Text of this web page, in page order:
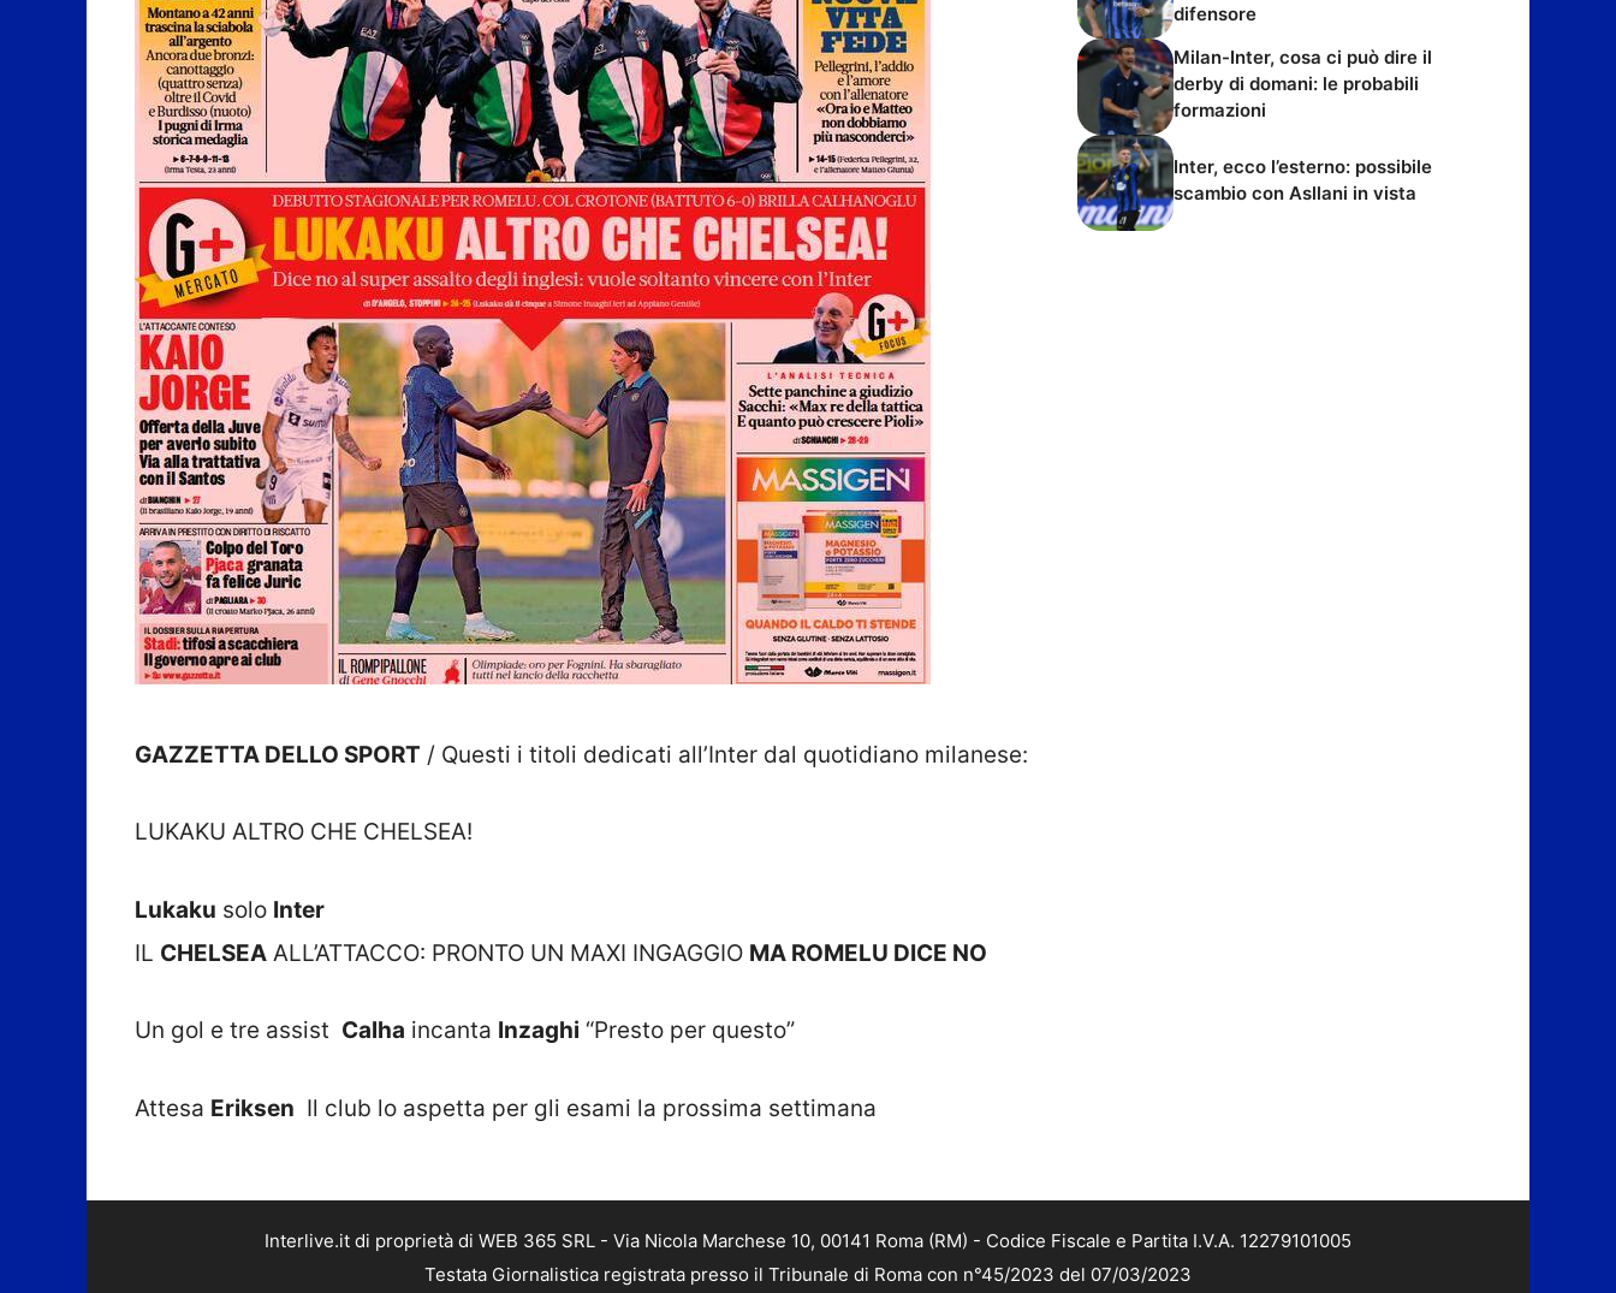
GAZZETTA DELLO SPORT / Questi i titoli dedicati all’Inter dal quotidiano milanese:
LUKAKU ALTRO CHE CHELSEA!
Lukaku solo Inter
IL CHELSEA ALL’ATTACCO: PRONTO UN MAXI INGAGGIO MA ROMELU DICE NO
Un gol e tre assist Calha incanta Inzaghi “Presto per questo”
Attesa Eriksen Il club lo aspetta per gli esami la prossima settimana
difensore
Milan-Inter, cosa ci può dire il
derby di domani: le probabili
formazioni
Inter, ecco l’esterno: possibile
scambio con Asllani in vista
Interlive.it di proprietà di WEB 365 SRL - Via Nicola Marchese 10, 00141 Roma (RM) - Codice Fiscale e Partita I.V.A. 12279101005
Testata Giornalistica registrata presso il Tribunale di Roma con n°45/2023 del 07/03/2023